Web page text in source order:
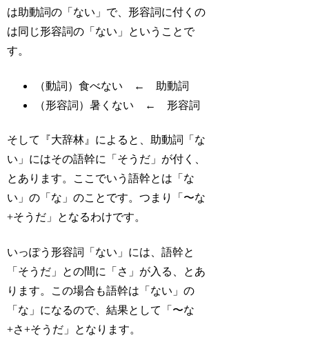
は助動詞の「ない」で、形容詞に付くの
は同じ形容詞の「ない」ということで
す。
（動詞）食べない ←
助動詞
（形容詞）暑く ない ←形容詞
そして『大辞林』によると、
助動詞「な
い」 にはその語幹に「そうだ」が付く、
とあります。ここでいう語幹とは「な
い」の「な」のことです。つまり「〜な
+そうだ」となるわけです。
いっぽう形容詞「ない」 には、語幹と
「そうだ」との間に「さ」が入る、とあ
ります。この場合も語幹は「ない」の
「な」になるので、結果として「 〜な
+さ+そうだ」となります。